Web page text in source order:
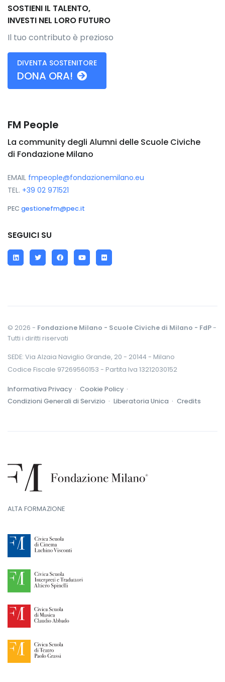
SOSTIENI IL TALENTO,
INVESTI NEL LORO FUTURO
Il tuo contributo è prezioso
DIVENTA SOSTENITORE
DONA ORA!
FM People
La community degli Alumni delle Scuole Civiche
di Fondazione Milano
EMAIL fmpeople@fondazionemilano.eu
TEL. +39 02 971521
PEC gestionefm@pec.it
SEGUICI SU
LinkedInTwitterFacebookYouTube
Flickr
© 2026 - Fondazione Milano - Scuole Civiche di Milano - FdP-
Tutti i diritti riservati
SEDE: Via Alzaia Naviglio Grande, 20 - 20144 - Milano
Codice Fiscale 97269560153 - Partita Iva 13212030152
Informativa Privacy · Cookie Policy ·
Condizioni Generali di Servizio · Liberatoria Unica · Credits
ALTA FORMAZIONE